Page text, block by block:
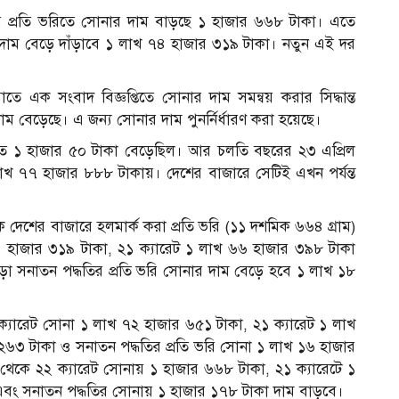
ভরিতে সোনার দাম বাড়ছে ১ হাজার ৬৬৮ টাকা। এতে
বেড়ে দাঁড়াবে ১ লাখ ৭৪ হাজার ৩১৯ টাকা। নতুন এই দর
এক সংবাদ বিজ্ঞপ্তিতে সোনার দাম সমন্বয় করার সিদ্ধান্ত
বেড়েছে। এ জন্য সোনার দাম পুনর্নির্ধারণ করা হয়েছে।
হাজার ৫০ টাকা বেড়েছিল। আর চলতি বছরের ২৩ এপ্রিল
৭৭ হাজার ৮৮৮ টাকায়। দেশের বাজারে সেটিই এখন পর্যন্ত
দেশের বাজারে হলমার্ক করা প্রতি ভরি (১১ দশমিক ৬৬৪ গ্রাম)
৩১৯ টাকা, ২১ ক্যারেট ১ লাখ ৬৬ হাজার ৩৯৮ টাকা
সনাতন পদ্ধতির প্রতি ভরি সোনার দাম বেড়ে হবে ১ লাখ ১৮
সোনা ১ লাখ ৭২ হাজার ৬৫১ টাকা, ২১ ক্যারেট ১ লাখ
টাকা ও সনাতন পদ্ধতির প্রতি ভরি সোনা ১ লাখ ১৬ হাজার
২২ ক্যারেট সোনায় ১ হাজার ৬৬৮ টাকা, ২১ ক্যারেটে ১
সনাতন পদ্ধতির সোনায় ১ হাজার ১৭৮ টাকা দাম বাড়বে।